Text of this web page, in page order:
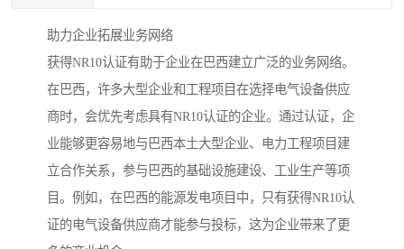
助力企业拓展业务网络
获得NR10认证有助于企业在巴西建立广泛的业务网络。
在巴西，许多大型企业和工程项目在选择电气设备供应
商时，会优先考虑具有NR10认证的企业。通过认证，企
业能够更容易地与巴西本土大型企业、电力工程项目建
立合作关系，参与巴西的基础设施建设、工业生产等项
目。例如，在巴西的能源发电项目中，只有获得NR10认
证的电气设备供应商才能参与投标，这为企业带来了更